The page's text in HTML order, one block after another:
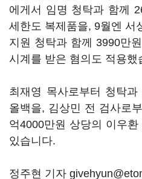
에게서 임명 청탁과 함께
세한도 복제품을, 9월엔 서
지원 청탁과 함께 3990만
시계를 받은 혐의도 적용했
최재영 목사로부터 청탁
올백을, 김상민 전 검사로
억4000만원 상당의 이우
있습니다.
정주현 기자